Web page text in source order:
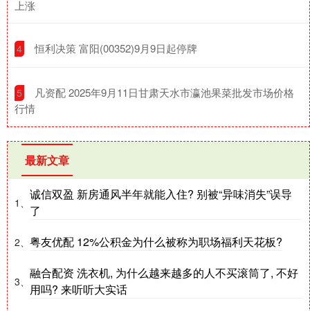
上涨
4 ​恒利决策 富阳(00352)9月9日起停牌
5
​凡资配 2025年9月11日甘肃天水市瀛池果菜批发市场价格
行情
最新文章
1、
诚信双盈 新房通风半年就能入住? 别被“异味消失”误导
了
2、 粤友优配 12%公积金为什么被称为职场福利天花板?
3、
融合配资 洗衣机, 为什么越来越多的人不买滚筒了, 不好
用吗? 来听听大实话